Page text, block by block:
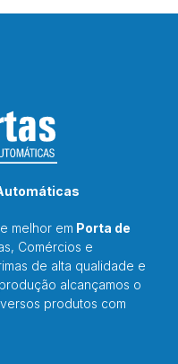
melhor em Porta de
Comércios e
de alta qualidade e
alcançamos o
produtos com